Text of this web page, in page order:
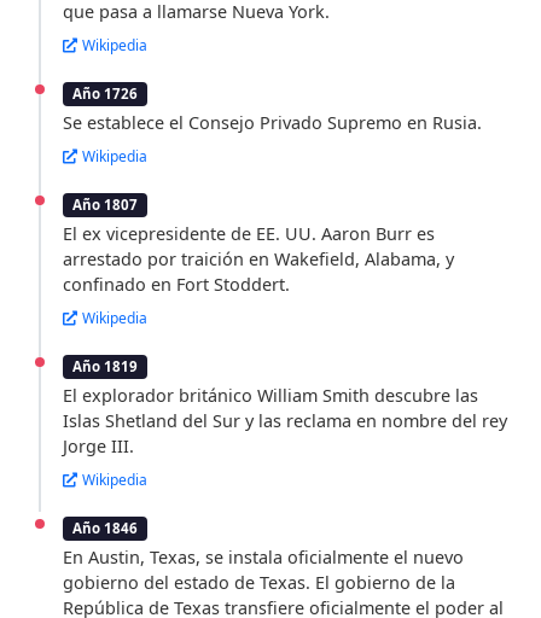
que pasa a llamarse Nueva York.
Wikipedia
Año 1726
Se establece el Consejo Privado Supremo en Rusia.
Wikipedia
Año 1807
El ex vicepresidente de EE. UU. Aaron Burr es
arrestado por traición en Wakefield, Alabama, y
confinado en Fort Stoddert.
Wikipedia
Año 1819
El explorador británico William Smith descubre las
Islas Shetland del Sur y las reclama en nombre del rey
Jorge III.
Wikipedia
Año 1846
En Austin, Texas, se instala oficialmente el nuevo
gobierno del estado de Texas. El gobierno de la
República de Texas transfiere oficialmente el poder al